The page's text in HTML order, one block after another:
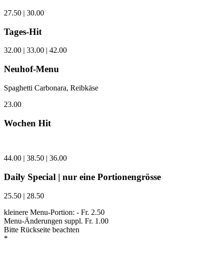
27.50 | 30.00
Tages-Hit
32.00 | 33.00 | 42.00
Neuhof-Menu
Spaghetti Carbonara, Reibkäse
23.00
Wochen Hit
44.00 | 38.50 | 36.00
Daily Special | nur eine Portionengrösse
25.50 | 28.50
kleinere Menu-Portion: - Fr. 2.50
Menu-Änderungen suppl. Fr. 1.00
Bitte Rückseite beachten
*